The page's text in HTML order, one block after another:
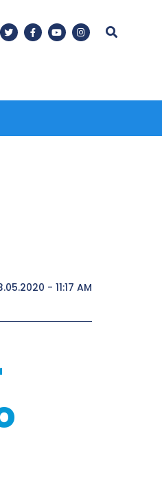
- 11:17 AM